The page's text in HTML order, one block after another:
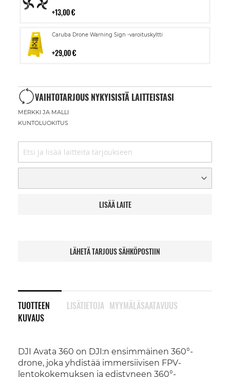
13,00 €
Caruba Drone Warning Sign -varoituskyltti
29,00 €
Lisää
VAIHTOTARJOUS NYKYISISTÄ LAITTEISTASI
MERKKI JA MALLI
KUNTOLUOKITUS
LISÄÄ LAITE
LÄHETÄ TARJOUS SÄHKÖPOSTIIN
TUOTTEEN
KUVAUS
DJI Avata 360 on DJI:n ensimmäinen 360°-
drone, joka yhdistää immersiivisen FPV-
lentokokemuksen ja edistyneen 360°-
LISÄTIETOJA MYYMÄLÄSAATAVUUS